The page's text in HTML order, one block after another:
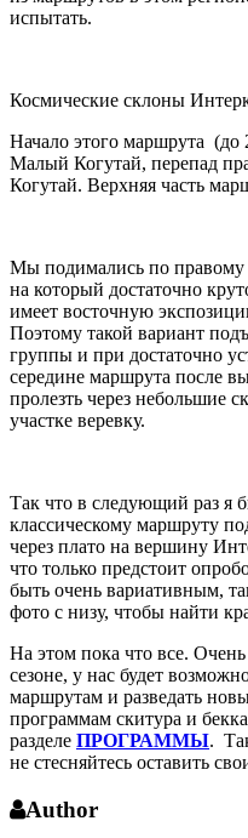
испытать.
Космические склоны
Начало этого маршрута (до
Малый Когутай, перепад
Когутай. Верхняя часть
Мы подимались по правому
на который достаточно
имеет восточную
Поэтому такой вариант
группы и при достаточно
середине маршрута после
пролезть через небольшие
участке веревку.
Так что в следующий раз я
классическому маршруту
через плато на вершину
что только предстоит
быть очень вариативным,
фото с низу, чтобы найти
На этом пока что все.
сезоне, у нас будет
маршрутам и разведать
программам скитура и
разделе ПРОГРАММЫ.
не стесняйтесь оставить
Author